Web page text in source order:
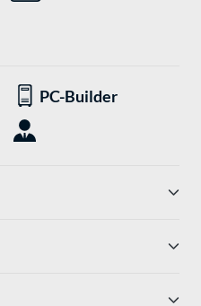
PC-Builder